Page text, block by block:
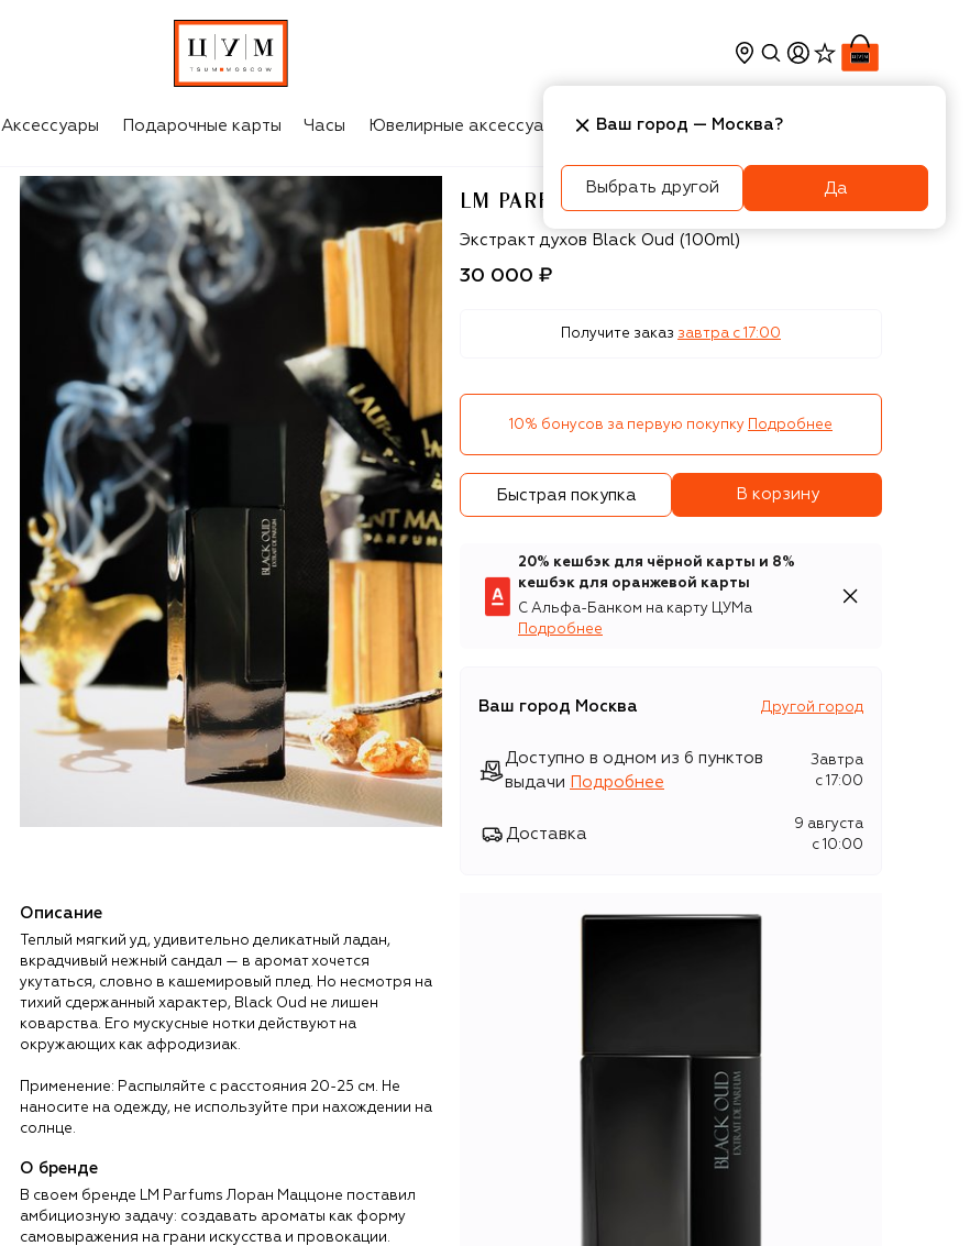
Аксессуары Подарочные карты Часы Ювелирные аксессуары Косметика Интерьер
LM PARFUMS
LM Parfums
Экстракт духов Black Oud (100ml)
30 000 ₽
Получите заказ завтра c 17:00
10% бонусов за первую покупку Подробнее
Быстрая покупка В корзину
20% кешбэк для чёрной карты и 8%
кешбэк для оранжевой карты
С Альфа-Банком на карту ЦУМа
Подробнее
Ваш город Москва Другой город
Доступно в одном из 6 пунктов
выдачи
Подробнее
Завтра
c 17:00
Доставка
9 августа
c 10:00
Описание
Теплый мягкий уд, удивительно деликатный ладан,
вкрадчивый нежный сандал — в аромат хочется
укутаться, словно в кашемировый плед. Но несмотря на
тихий сдержанный характер, Black Oud не лишен
коварства. Его мускусные нотки действуют на
окружающих как афродизиак.
Применение: Распыляйте с расстояния 20-25 см. Не
наносите на одежду, не используйте при нахождении на
солнце.
О бренде
В своем бренде LM Parfums Лоран Маццоне поставил
амбициозную задачу: создавать ароматы как форму
самовыражения на грани искусства и провокации.
Ваш город — Москва?
Выбрать другой Да